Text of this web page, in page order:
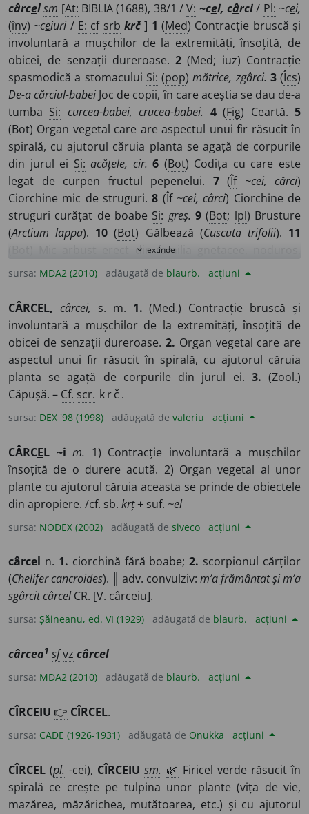
cârcelsm [At: BIBLIA (1688), 38/1 /V: ~cei, cârci/ Pl: ~cei,
(înv) ~ceiuri / E: cf srb krč] 1 (Med) Contracție bruscă și
involuntară a mușchilor de la extremități, însoțită, de
obicei, de senzații dureroase.2 (Med; iuz) Contracție
spasmodică a stomacului Si: (pop)mătrice, zgârci. 3(Îcs)
De-a cărciul-babei Joc de copii, în care aceștia se dau de-a
tumba Si: curcea-babei, crucea-babei. 4(Fig) Ceartă.5
(Bot) Organ vegetal care are aspectul unuifir răsucit în
spirală, cu ajutorul căruia planta se agață de corpurile
din jurul ei Si: acățele, cir. 6 (Bot) Codița cu care este
legat de curpen fructul pepenelui. 7(Îf ~cei, cărci)
Ciorchine mic de struguri.8 (Îf ~cei, cârci) Ciorchine de
struguri curățat de boabe Si: greș. 9 (Bot; lpl) Brusture
(Arctium lappa). 10 (Bot) Gălbează (Cuscuta trifolii). 11
) Mic arbust erect din familia gnetacee, noduros,
tortuos și foarte ramificat, cu foi dioice, reduse până la
roșiatică și care crește pe terenuri lutoase sau
stâncoase (
Ephendra distachya).12 (
) Floare brodată
pe umerii iei
Si: bănicel. cârci
) Arbore acoperit cu
brumă, iama. 14 Ent ) Căpușă. 15 Copil sau tânăr isteț,
energic, ștrengar.
expand_more extinde
sursa: MDA2 (2010) adăugată de blaurb. acțiuni
CÂRCEL, cârcei, s. m. 1. (Med.) Contracție bruscă și
involuntară a mușchilor de la extremități, însoțită de
obicei de senzații dureroase. 2. Organ vegetal care are
aspectul unui fir răsucit în spirală, cu ajutorul căruia
planta se agață de corpurile din jurul ei. 3. (Zool.)
Căpușă. – Cf. scr. krč.
sursa: DEX '98 (1998) adăugată de valeriu acțiuni
CÂRCEL ~i m. 1) Contracție involuntară a mușchilor
însoțită de o durere acută. 2) Organ vegetal al unor
plante cu ajutorul căruia aceasta se prinde de obiectele
din apropiere. /cf. sb. krț+ suf. ~el
sursa: NODEX (2002) adăugată de siveco acțiuni
cârcel n. 1. ciorchină fără boabe;2. scorpionul cărților
(Chelifer cancroides). ║ adv. convulziv: m’a frământat și m’a
sgârcit cârcelCR. [V. cârceiu].
sursa: Șăineanu, ed. VI (1929) adăugată de blaurb. acțiuni
cârcea1 sfvz cârcel
sursa: MDA2 (2010) adăugată de blaurb. acțiuni
CÎRCEIU 👉 CÎRCEL.
sursa: CADE (1926-1931) adăugată de Onukka acțiuni
CÎRCEL (pl. -cei), CÎRCEIU sm. 🌿 Firicel verde răsucit în
spirală ce crește pe tulpina unor plante (vița de vie,
mazărea, măzărichea, mutătoarea, etc.) și cu ajutorul